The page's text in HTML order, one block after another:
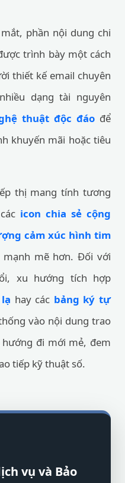
phần nội dung chi
trình bày một cách
thiết kế email chuyên
dạng tài nguyên
thuật độc đáo để
khuyến mãi hoặc tiêu
thị mang tính tương
icon chia sẻ cộng
cảm xúc hình tim
mẽ hơn. Đối với
xu hướng tích hợp
hay các bảng ký tự
vào nội dung trao
đi mới mẻ, đem
tiếp kỹ thuật số.
vụ và Bảo